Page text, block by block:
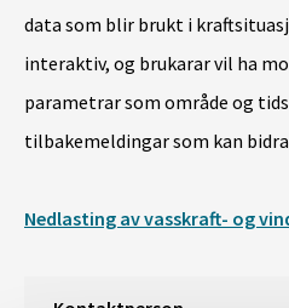
data som blir brukt i
interaktiv, og brukarar vil ha
parametrar som område og
tilbakemeldingar som kan
Nedlasting av vasskraft- og